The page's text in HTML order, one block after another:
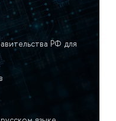
РФ для